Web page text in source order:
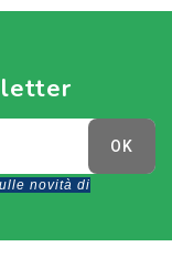
novità di